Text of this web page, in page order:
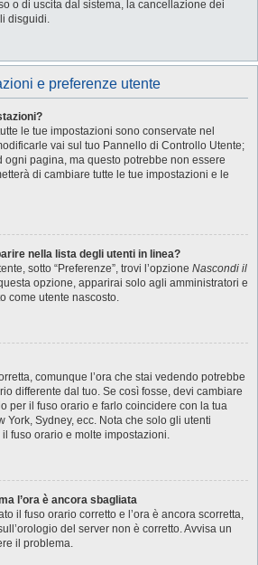
o di uscita dal sistema, la cancellazione dei
disguidi.
e preferenze utente
le tue impostazioni sono conservate nel
vai sul tuo Pannello di Controllo Utente;
ogni pagina, ma questo potrebbe non essere
di cambiare tutte le tue impostazioni e le
nella lista degli utenti in linea?
sotto “Preferenze”, trovi l’opzione Nascondi il
opzione, apparirai solo agli amministratori e
come utente nascosto.
comunque l’ora che stai vedendo potrebbe
differente dal tuo. Se così fosse, devi cambiare
per il fuso orario e farlo coincidere con la tua
York, Sydney, ecc. Nota che solo gli utenti
fuso orario e molte impostazioni.
l’ora è ancora sbagliata
il fuso orario corretto e l’ora è ancora scorretta,
del server non è corretto. Avvisa un
il problema.